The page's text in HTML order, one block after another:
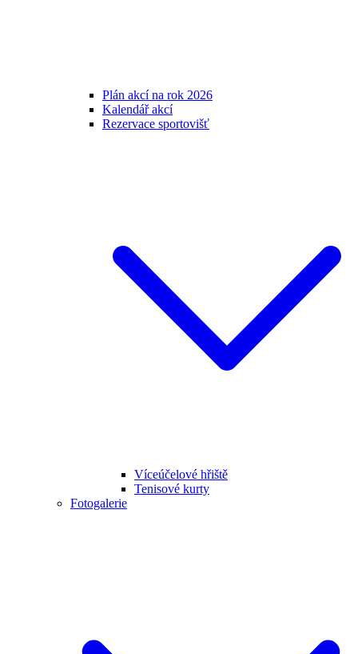
Plán akcí na rok 2026
Kalendář akcí
Rezervace sportovišť
Víceúčelové hřiště
Tenisové kurty
Fotogalerie